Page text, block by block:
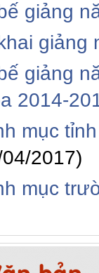
giảng
giảng
giảng
2014-
mục
2017)
mục